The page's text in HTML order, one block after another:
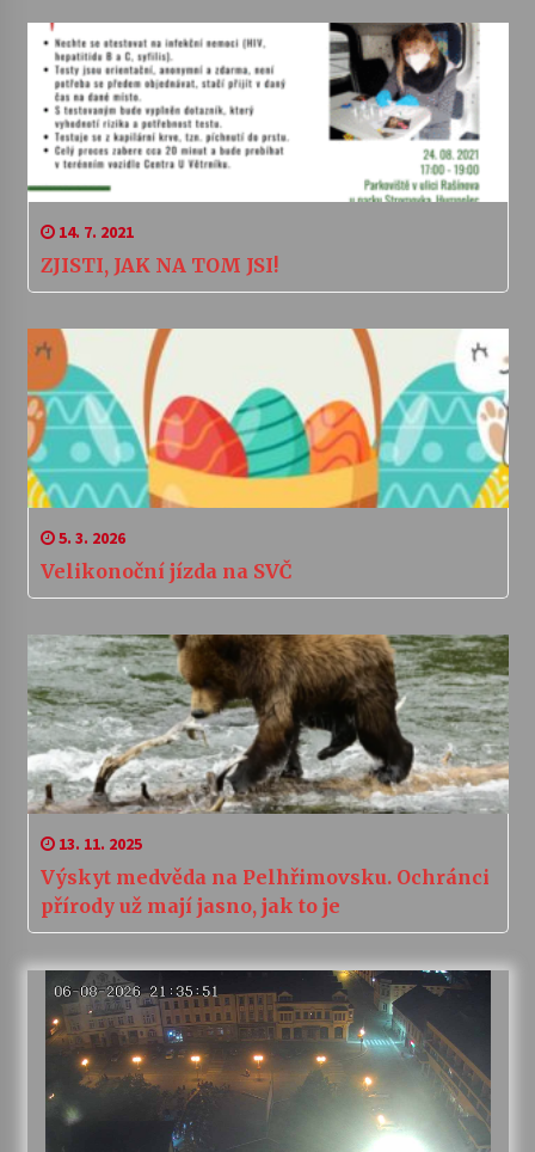
14. 7. 2021
ZJISTI, JAK NA TOM JSI!
5. 3. 2026
Velikonoční jízda na SVČ
13. 11. 2025
Výskyt medvěda na Pelhřimovsku. Ochránci
přírody už mají jasno, jak to je